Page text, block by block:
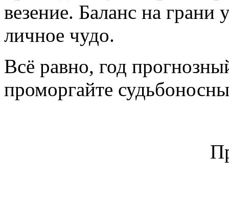
везение. Баланс на
личное чудо.
Всё равно, год
проморгайте